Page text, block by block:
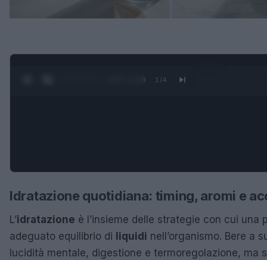
0:28 / 3:16 1 /4
Idratazione quotidiana: timing, aromi e
L’idratazione è l’insieme delle strategie con cui una
adeguato equilibrio di liquidi nell’organismo. Bere a
lucidità mentale, digestione e termoregolazione, ma